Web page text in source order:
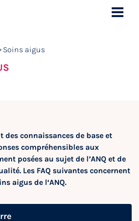
Soins aigus
des connaissances de base et
compréhensibles aux
posées au sujet de l’ANQ et de
Les FAQ suivantes concernent
aigus de l‘ANQ.